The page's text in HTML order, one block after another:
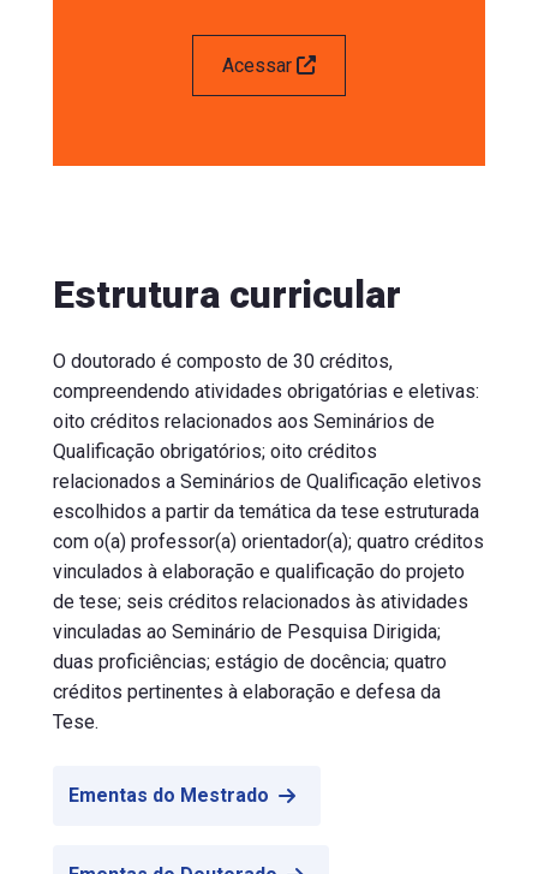
Acessar
Estrutura curricular
O doutorado é composto de 30 créditos,
compreendendo atividades obrigatórias e eletivas:
oito créditos relacionados aos Seminários de
Qualificação obrigatórios; oito créditos
relacionados a Seminários de Qualificação eletivos
escolhidos a partir da temática da tese estruturada
com o(a) professor(a) orientador(a); quatro créditos
vinculados à elaboração e qualificação do projeto
de tese; seis créditos relacionados às atividades
vinculadas ao Seminário de Pesquisa Dirigida;
duas proficiências; estágio de docência; quatro
créditos pertinentes à elaboração e defesa da
Tese.
Ementas do Mestrado